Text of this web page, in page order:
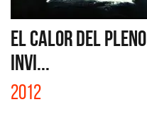
EL CALOR DEL PLENO
INVI...
2012